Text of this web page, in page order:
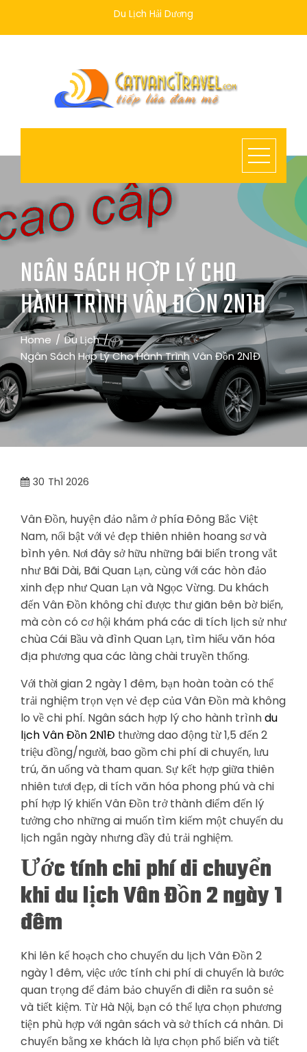
Du Lịch Hải Dương
NGÂN SÁCH HỢP LÝ CHO
HÀNH TRÌNH VÂN ĐỒN 2N1Đ
Home
Du Lịch
Ngân Sách Hợp Lý Cho Hành Trình Vân Đồn 2N1Đ
30 Th1 2026
Vân Đồn, huyện đảo nằm ở phía Đông Bắc Việt
Nam, nổi bật với vẻ đẹp thiên nhiên hoang sơ và
bình yên. Nơi đây sở hữu những bãi biển trong vắt
như Bãi Dài, Bãi Quan Lạn, cùng với các hòn đảo
xinh đẹp như Quan Lạn và Ngọc Vừng. Du khách
đến Vân Đồn không chỉ được thư giãn bên bờ biển,
mà còn có cơ hội khám phá các di tích lịch sử như
chùa Cái Bầu và đình Quan Lạn, tìm hiểu văn hóa
địa phương qua các làng chài truyền thống.
Với thời gian 2 ngày 1 đêm, bạn hoàn toàn có thể
trải nghiệm trọn vẹn vẻ đẹp của Vân Đồn mà không
lo về chi phí. Ngân sách hợp lý cho hành trìnhdu
lịch Vân Đồn 2N1Đ thường dao động từ 1,5 đến 2
triệu đồng/người, bao gồm chi phí di chuyển, lưu
trú, ăn uống và tham quan. Sự kết hợp giữa thiên
nhiên tươi đẹp, di tích văn hóa phong phú và chi
phí hợp lý khiến Vân Đồn trở thành điểm đến lý
tưởng cho những ai muốn tìm kiếm một chuyến du
lịch ngắn ngày nhưng đầy đủ trải nghiệm.
Ước tính chi phí di chuyển
khi du lịch Vân Đồn 2 ngày 1
đêm
Khi lên kế hoạch cho chuyến du lịch Vân Đồn 2
ngày 1 đêm, việc ước tính chi phí di chuyển là bước
quan trọng để đảm bảo chuyến đi diễn ra suôn sẻ
và tiết kiệm. Từ Hà Nội, bạn có thể lựa chọn phương
tiện phù hợp với ngân sách và sở thích cá nhân. Di
chuyển bằng xe khách là lựa chọn phổ biến và tiết